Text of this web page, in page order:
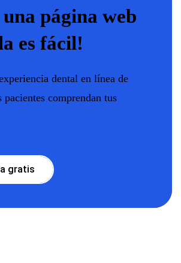
página web
es fácil!
dental en línea de
comprendan tus
gratis